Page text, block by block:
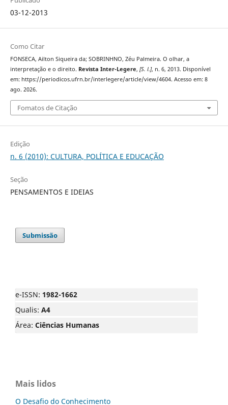
03-12-2013
Como Citar
FONSECA, Ailton Siqueira da; SOBRINHNO, Zéu Palmeira. O olhar, a
interpretação e o direito. Revista Inter-Legere, [S. l.], n. 6, 2013. Disponível
em: https://periodicos.ufrn.br/interlegere/article/view/4604. Acesso em: 8
ago. 2026.
Fomatos de Citação
Edição
n. 6 (2010): CULTURA, POLÍTICA E EDUCAÇÃO
Seção
PENSAMENTOS E IDEIAS
Submissão
e-ISSN: 1982-1662
Qualis: A4
Área: Ciências Humanas
Mais lidos
O Desafio do Conhecimento